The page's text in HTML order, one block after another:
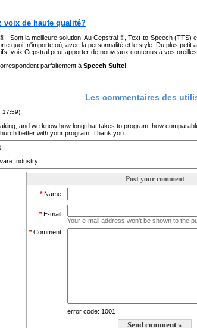
voix de haute qualité?
- Sont la meilleure solution. Au Cepstral ®, Text-to-Speech (TTS)
quoi, n'importe où, avec la personnalité et le style. Du plus petit
voix Cepstral peut apporter de nouveaux contenus à vos
parfaitement à Speech Suite!
Les commentaires des
17:59)
and we know how long that takes to program, how
better with your program. Thank you.
Industry.
Post your comment
*Name:
*E-mail:
Your e-mail address won't be shown to the
*Comment:
error code: 1001